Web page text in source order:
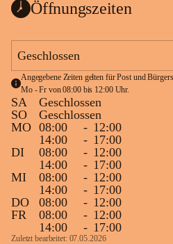
Öffnungszeiten
Geschlossen
Angegebene Zeiten gelten für Post und
Mo - Fr von 08:00 bis 12:00 Uhr.
SA
Geschlossen
SO
Geschlossen
MO 08:00 - 12:00
14:00
- 17:00
DI
08:00 - 12:00
14:00
- 17:00
MI
08:00 - 12:00
14:00
- 17:00
DO
08:00 - 12:00
FR
08:00 - 12:00
14:00
- 17:00
Zuletzt bearbeitet: 07.05.2026